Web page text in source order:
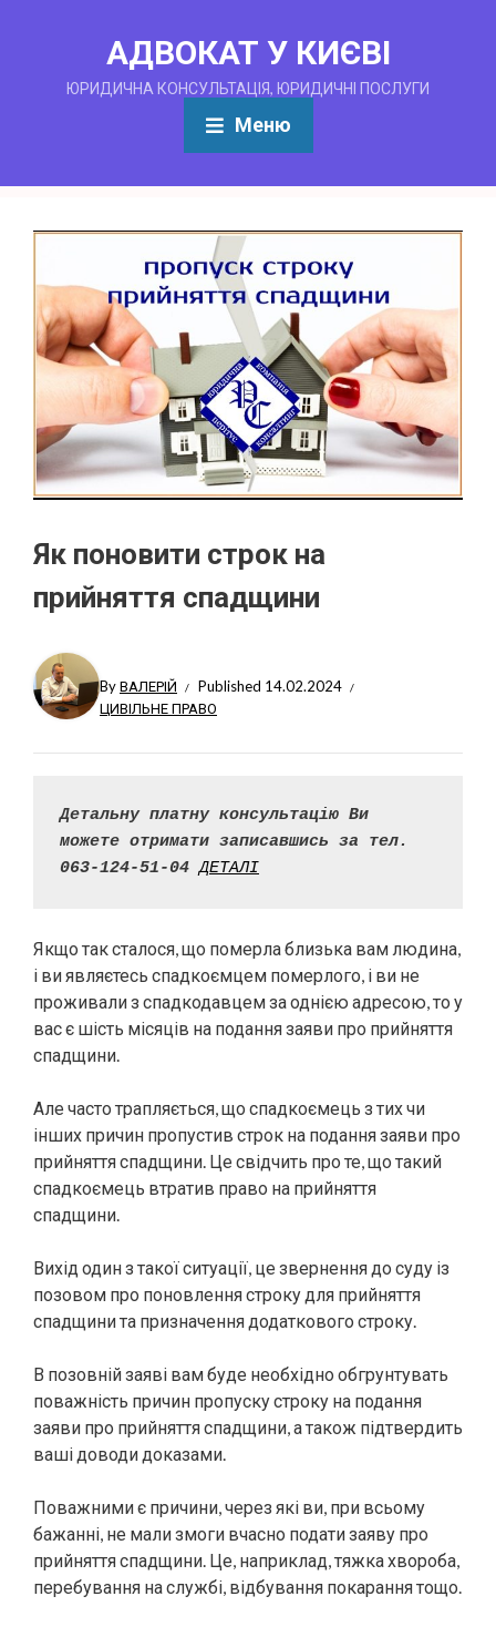
АДВОКАТ У КИЄВІ
ЮРИДИЧНА КОНСУЛЬТАЦІЯ, ЮРИДИЧНІ ПОСЛУГИ
Меню
Як поновити строк на
прийняття спадщини
ByВАЛЕРІЙ Published 14.02.2024
ЦИВІЛЬНЕ ПРАВО
Детальну платну консультацію Ви
можете отримати записавшись за тел.
063-124-51-04 ДЕТАЛІ
Якщо так сталося, що померла близька вам людина,
і ви являєтесь спадкоємцем померлого, і ви не
проживали з спадкодавцем за однією адресою, то у
вас є шість місяців на подання заяви про прийняття
спадщини.
Але часто трапляється, що спадкоємець з тих чи
інших причин пропустив строк на подання заяви про
прийняття спадщини. Це свідчить про те, що такий
спадкоємець втратив право на прийняття
спадщини.
Вихід один з такої ситуації, це звернення до суду із
позовом про поновлення строку для прийняття
спадщини та призначення додаткового строку.
В позовній заяві вам буде необхідно обгрунтувать
поважність причин пропуску строку на подання
заяви про прийняття спадщини, а також підтвердить
ваші доводи доказами.
Поважними є причини, через які ви, при всьому
бажанні, не мали змоги вчасно подати заяву про
прийняття спадщини. Це, наприклад, тяжка хвороба,
перебування на службі, відбування покарання тощо.